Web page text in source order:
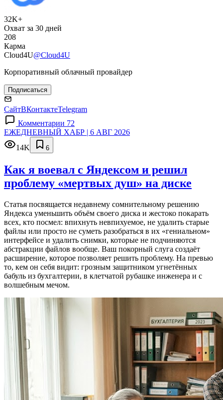
32K+
Охват за 30 дней
208
Карма
Cloud4U@Cloud4U
Корпоративный облачный провайдер
Подписаться
СайтВКонтактеTelegram
Комментарии 72
ЕЖЕДНЕВНЫЙ ХАБР | 6 АВГ 2026
14K
6
Как я воевал с Яндексом и решил
проблему «мертвых душ» на диске
Статья посвящается недавнему сомнительному решению
Яндекса уменьшить объём своего диска и жестоко покарать
всех, кто посмел: впихнуть невпихуемое, не удалить старые
файлы или просто не суметь разобраться в их «гениальном»
интерфейсе и удалить снимки, которые не подчиняются
абстракции файлов вообще. Ваш покорный слуга создаёт
расширение, которое позволяет решить проблему. На превью
то, кем он себя видит: грозным защитником угнетённых
бабуль из бухгалтерии, в клетчатой рубашке инженера и с
волшебным мечом.